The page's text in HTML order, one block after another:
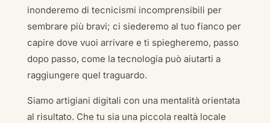
inonderemo di tecnicismi incomprensibili per
sembrare più bravi; ci siederemo al tuo fianco per
capire dove vuoi arrivare e ti spiegheremo, passo
dopo passo, come la tecnologia può aiutarti a
raggiungere quel traguardo.
Siamo artigiani digitali con una mentalità orientata
al risultato. Che tu sia una piccola realtà locale